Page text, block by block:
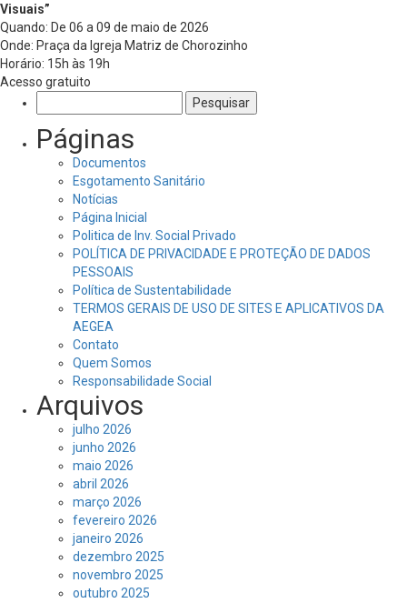
Visuais”
Quando: De 06 a 09 de maio de 2026
Onde: Praça da Igreja Matriz de Chorozinho
Horário: 15h às 19h
Acesso gratuito
por:
Páginas
Documentos
Esgotamento Sanitário
Notícias
Página Inicial
Politica de Inv. Social Privado
POLÍTICA DE PRIVACIDADE E PROTEÇÃO DE DADOS
PESSOAIS
Política de Sustentabilidade
TERMOS GERAIS DE USO DE SITES E APLICATIVOS DA
AEGEA
Contato
Quem Somos
Responsabilidade Social
Arquivos
julho 2026
junho 2026
maio 2026
abril 2026
março 2026
fevereiro 2026
janeiro 2026
dezembro 2025
novembro 2025
outubro 2025